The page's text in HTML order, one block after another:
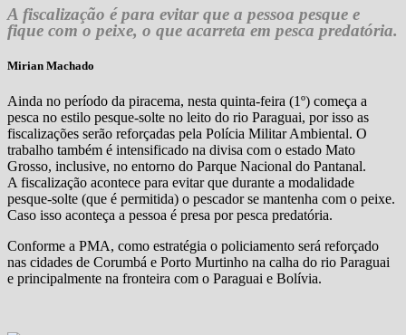
A fiscalização é para evitar que a pessoa pesque e
fique com o peixe, o que acarreta em pesca predatória.
Mirian Machado
Ainda no período da piracema, nesta quinta-feira (1º) começa a
pesca no estilo pesque-solte no leito do rio Paraguai, por isso as
fiscalizações serão reforçadas pela Polícia Militar Ambiental. O
trabalho também é intensificado na divisa com o estado Mato
Grosso, inclusive, no entorno do Parque Nacional do Pantanal.
A fiscalização acontece para evitar que durante a modalidade
pesque-solte (que é permitida) o pescador se mantenha com o peixe.
Caso isso aconteça a pessoa é presa por pesca predatória.
Conforme a PMA, como estratégia o policiamento será reforçado
nas cidades de Corumbá e Porto Murtinho na calha do rio Paraguai
e principalmente na fronteira com o Paraguai e Bolívia.